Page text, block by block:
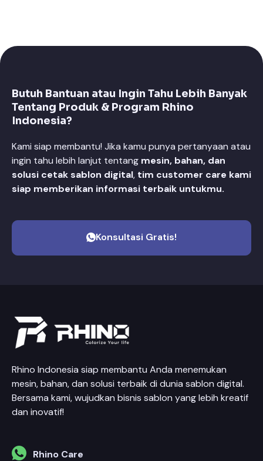
Butuh Bantuan atau Ingin Tahu Lebih Banyak
Tentang Produk & Program Rhino
Indonesia?
Kami siap membantu! Jika kamu punya pertanyaan atau
ingin tahu lebih lanjut tentang mesin, bahan, dan
solusi cetak sablon digital, tim customer care kami
siap memberikan informasi terbaik untukmu.
Konsultasi Gratis!
Rhino Indonesia siap membantu Anda menemukan
mesin, bahan, dan solusi terbaik di dunia sablon digital.
Bersama kami, wujudkan bisnis sablon yang lebih kreatif
dan inovatif!
Rhino Care